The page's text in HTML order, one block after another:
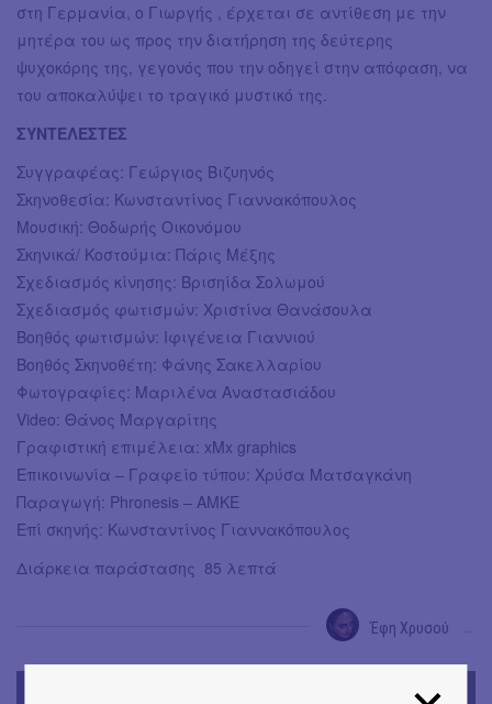
στη Γερμανία, ο Γιωργής , έρχεται σε αντίθεση με την
μητέρα του ως προς την διατήρηση της δεύτερης
ψυχοκόρης της, γεγονός που την οδηγεί στην απόφαση, να
του αποκαλύψει το τραγικό μυστικό της.
ΣΥΝΤΕΛΕΣΤΕΣ
Συγγραφέας: Γεώργιος Βιζυηνός
Σκηνοθεσία: Κωνσταντίνος Γιαννακόπουλος
Μουσική: Θοδωρής Οικονόμου
Σκηνικά/ Κοστούμια: Πάρις Μέξης
Σχεδιασμός κίνησης: Βρισηίδα Σολωμού
Σχεδιασμός φωτισμών: Χριστίνα Θανάσουλα
Βοηθός φωτισμών: Ιφιγένεια Γιαννιού
Βοηθός Σκηνοθέτη: Φάνης Σακελλαρίου
Φωτογραφίες: Μαριλένα Αναστασιάδου
Video: Θάνος Μαργαρίτης
Γραφιστική επιμέλεια: xMx graphics
Επικοινωνία – Γραφείο τύπου: Χρύσα Ματσαγκάνη
Παραγωγή: Phronesis – AMKE
Επί σκηνής: Κωνσταντίνος Γιαννακόπουλος
Διάρκεια παράστασης 85 λεπτά
Έφη Χρυσού